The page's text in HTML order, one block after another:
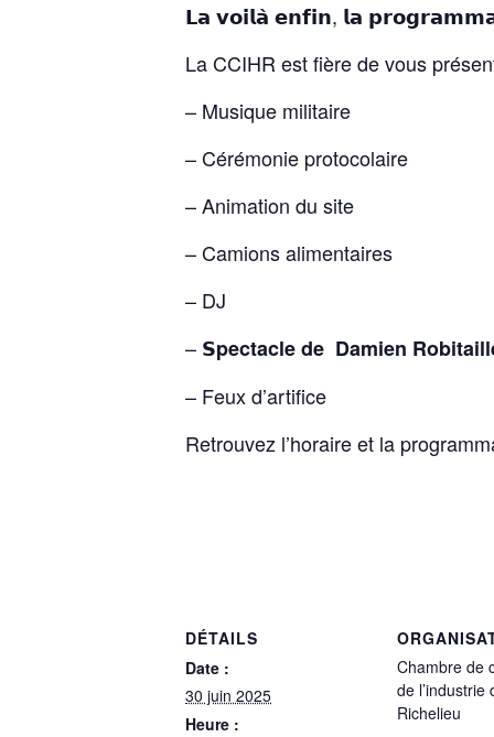
𝗟𝗮 𝘃𝗼𝗶𝗹𝗮̀ 𝗲𝗻𝗳𝗶𝗻, 𝗹𝗮
La CCIHR est fière de vous
– Musique militaire
– Cérémonie protocolaire
– Animation du site
– Camions alimentaires
– DJ
– 𝗦pectacle de Damien
– Feux d’artifice
Retrouvez l’horaire et la
DÉTAILS
Date :
30 juin 2025
Heure :
Chambre de
de l’industrie
Richelieu